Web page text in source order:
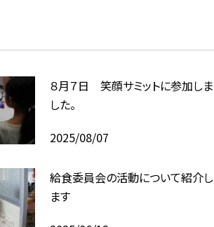
８月７日 笑顔サミットに参加しま
した。
2025/08/07
給食委員会の活動について紹介し
ます